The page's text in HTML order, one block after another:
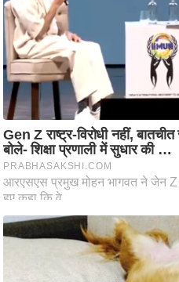
श
न
शि
प
रा
ज
नी
ति
वि
श्ले
ष
ण